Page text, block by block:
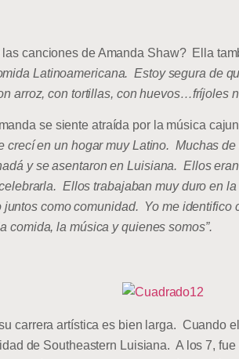
canciones de Amanda Shaw? Ella
Latinoamericana. Estoy segura de
arroz, con tortillas, con huevos…fríjoles
se siente atraída por la música
crecí en un hogar muy Latino. Muchas
y se asentaron en Luisiana. Ellos
Ellos trabajaban muy duro en
juntos como comunidad. Yo me
comida, la música y quienes somos”.
carrera artística es bien larga. Cuando
de Southeastern Luisiana. A los 7,